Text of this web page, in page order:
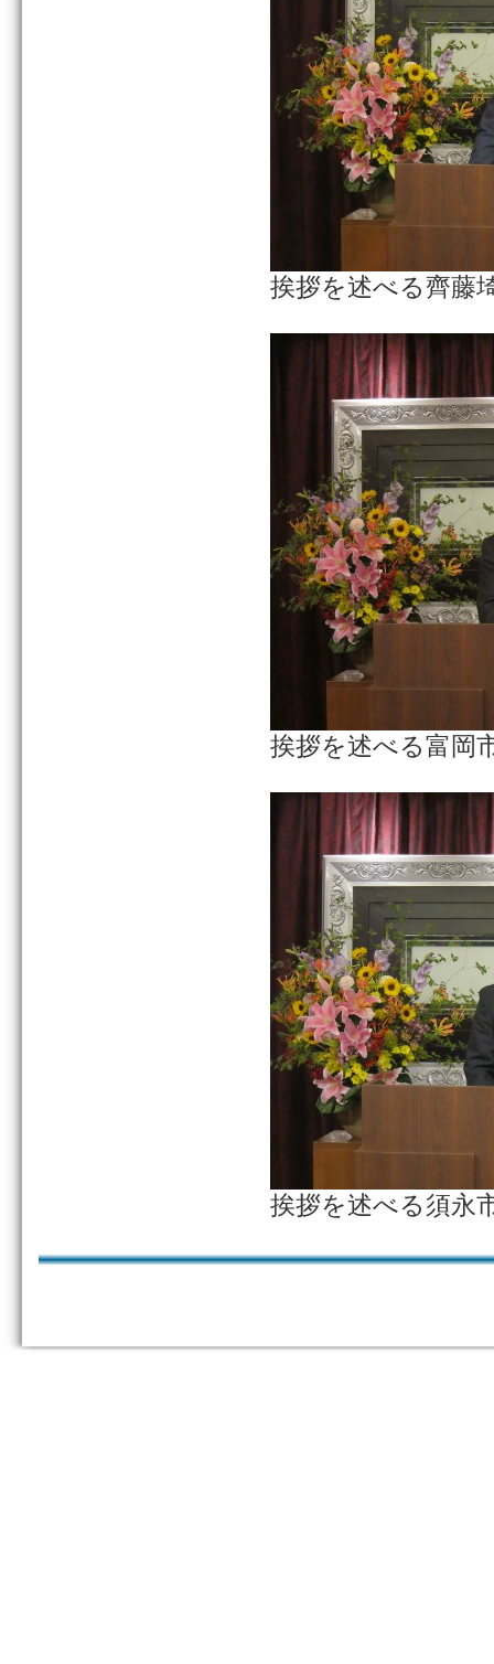
挨拶を述べる齊藤
挨拶を述べる富岡
挨拶を述べる須永